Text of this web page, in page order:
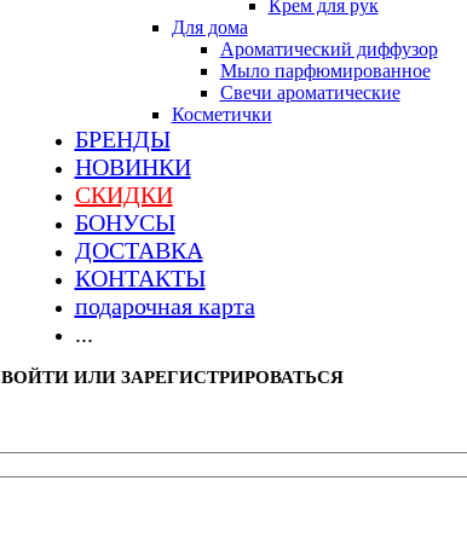
Крем для рук
Для дома
Ароматический диффузор
Мыло парфюмированное
Свечи ароматические
Косметички
БРЕНДЫ
НОВИНКИ
СКИДКИ
БОНУСЫ
ДОСТАВКА
КОНТАКТЫ
подарочная карта
...
ВОЙТИ ИЛИ ЗАРЕГИСТРИРОВАТЬСЯ